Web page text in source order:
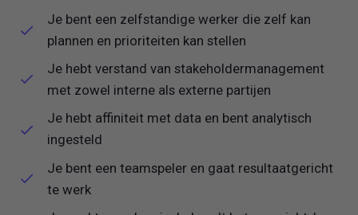
Je bent een zelfstandige werker die zelf kan
plannen en prioriteiten kan stellen
Je hebt verstand van stakeholdermanagement
met zowel interne als externe partijen
Je hebt affiniteit met data en bent analytisch
ingesteld
Je bent een teamspeler en gaat resultaatgericht
te werk